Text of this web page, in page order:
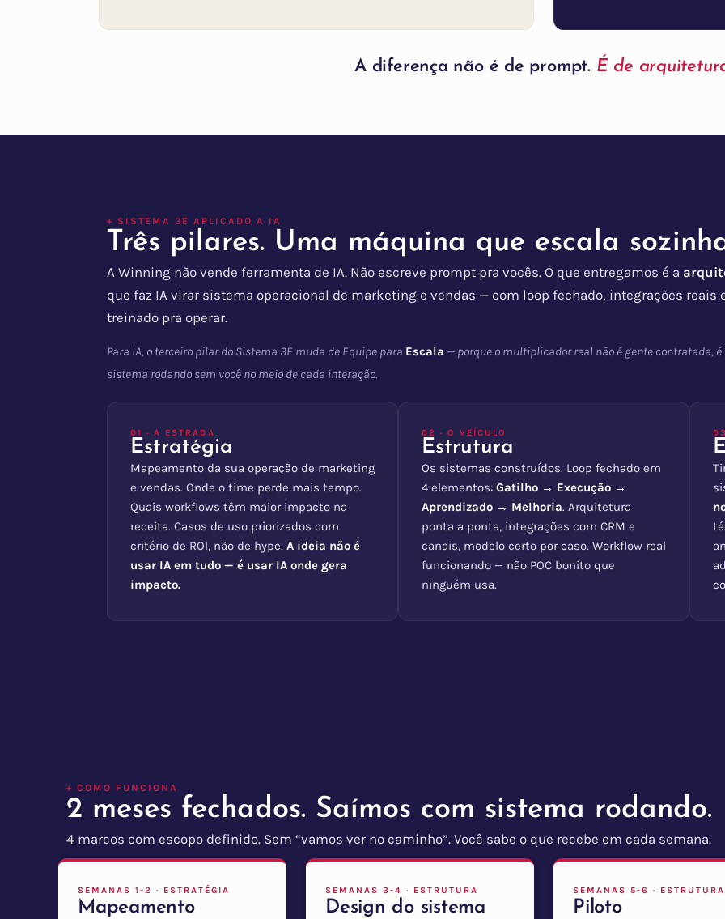
A diferença não é de prompt. É de
+ SISTEMA 3E APLICADO A IA
Três pilares. Uma máquina que escala
A Winning não vende ferramenta de IA. Não escreve prompt pra vocês. O que entregamos é a
que faz IA virar sistema operacional de marketing e vendas — com loop fechado, integrações reais
treinado pra operar.
Para IA, o terceiro pilar do Sistema 3E muda de Equipe para Escala — porque o multiplicador real não é gente contratada, é
sistema rodando sem você no meio de cada interação.
01 · A ESTRADA
Estratégia
Mapeamento da sua operação de marketing
e vendas. Onde o time perde mais tempo.
Quais workflows têm maior impacto na
receita. Casos de uso priorizados com
critério de ROI, não de hype. A ideia não é
usar IA em tudo — é usar IA onde gera
impacto.
02 · O VEÍCULO
Estrutura
Os sistemas construídos. Loop fechado em
4 elementos: Gatilho → Execução →
Aprendizado → Melhoria. Arquitetura
ponta a ponta, integrações com CRM e
canais, modelo certo por caso. Workflow real
funcionando — não POC bonito que
ninguém usa.
+ COMO FUNCIONA
2 meses fechados. Saímos com sistema rodando.
4 marcos com escopo definido. Sem “vamos ver no caminho”. Você sabe o que recebe em cada semana.
SEMANAS 1-2 · ESTRATÉGIA
Mapeamento
SEMANAS 3-4 · ESTRUTURA
Design do sistema
SEMANAS 5-6 · ESTRUTURA
Piloto